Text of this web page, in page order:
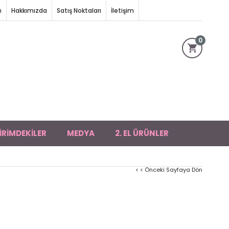
Hakkımızda Satış Noktaları İletişim
0
MEDYA 2. EL ÜRÜNLER
< < Önceki Sayfaya Dön